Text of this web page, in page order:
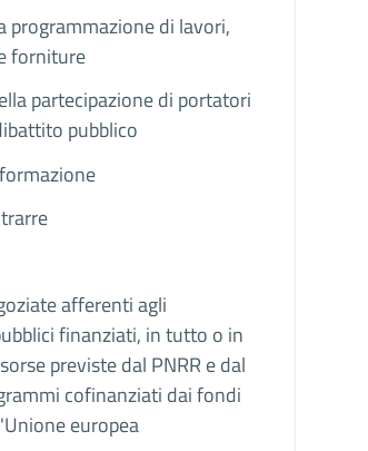
programmazione di lavori,
forniture
partecipazione di portatori
pubblico
afferenti agli
finanziati, in tutto o in
previste dal PNRR e dal
cofinanziati dai fondi
europea